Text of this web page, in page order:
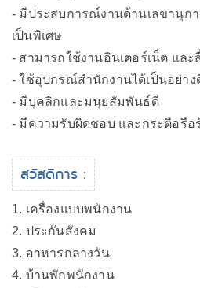
- มีประสบการณ์งานด้านเลขานุก
เป็นพิเศษ
- สามารถใช้งานอินเตอร์เน็ต และ
- ใช้อุปกรณ์สำนักงานได้เป็นอย่าง
- มีบุคลิกและมนุยสัมพันธ์ดี
- มีความรับผิดชอบ และกระตือรือ
สวัสดิการ :
1. เครื่องแบบพนักงาน
2. ประกันสังคม
3. อาหารกลางวัน
4. บ้านพักพนักงาน